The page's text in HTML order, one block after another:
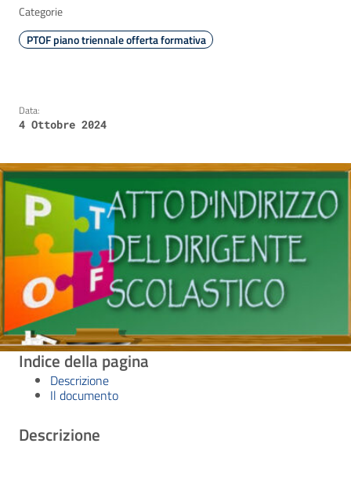
Categorie
PTOF piano triennale offerta formativa
Data:
4 Ottobre 2024
Indice della pagina
Descrizione
Il documento
Descrizione